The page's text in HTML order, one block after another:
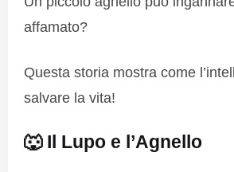
affamato?
Questa storia mostra come
salvare la vita!
🐺 Il Lupo e l’Agnello